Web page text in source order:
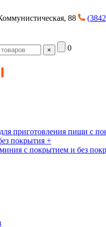
88
× 0
приготовления пищи с
покрытия +
с покрытием и без